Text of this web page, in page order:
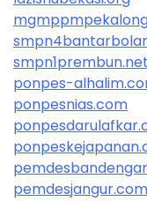
smpn1prembun.net
ponpes-
ponpesnias.com
pemdesjangur.com